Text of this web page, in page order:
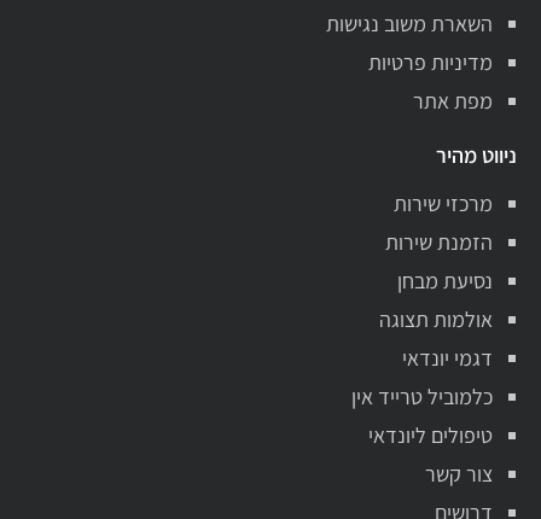
השארת משוב נגישות
מדיניות פרטיות
מפת אתר
ניווט מהיר
מרכזי שירות
הזמנת שירות
נסיעת מבחן
אולמות תצוגה
דגמי יונדאי
כלמוביל טרייד אין
טיפולים ליונדאי
צור קשר
דרושים